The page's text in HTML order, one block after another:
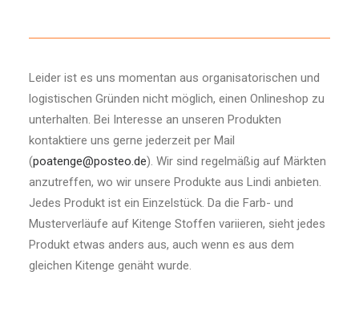
Leider ist es uns momentan aus organisatorischen und
logistischen Gründen nicht möglich, einen Onlineshop zu
unterhalten. Bei Interesse an unseren Produkten
kontaktiere uns gerne jederzeit per Mail
(poatenge@posteo.de). Wir sind regelmäßig auf Märkten
anzutreffen, wo wir unsere Produkte aus Lindi anbieten.
Jedes Produkt ist ein Einzelstück. Da die Farb- und
Musterverläufe auf Kitenge Stoffen variieren, sieht jedes
Produkt etwas anders aus, auch wenn es aus dem
gleichen Kitenge genäht wurde.